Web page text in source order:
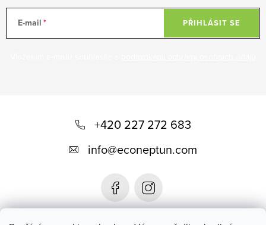
E-mail PŘIHLÁSIT SE
í
+420 227 272 683
info@econeptun.com